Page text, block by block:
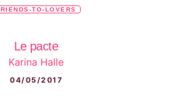
TO-LOVERS
Le pacte
Karina Halle
04/05/2017